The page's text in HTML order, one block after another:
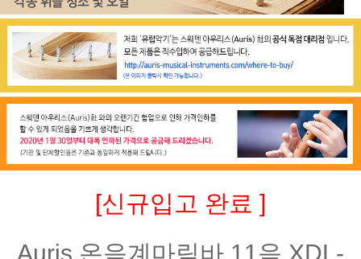
[신규입고 완료 ]
Auris 온음계마림바 11음 XDL-